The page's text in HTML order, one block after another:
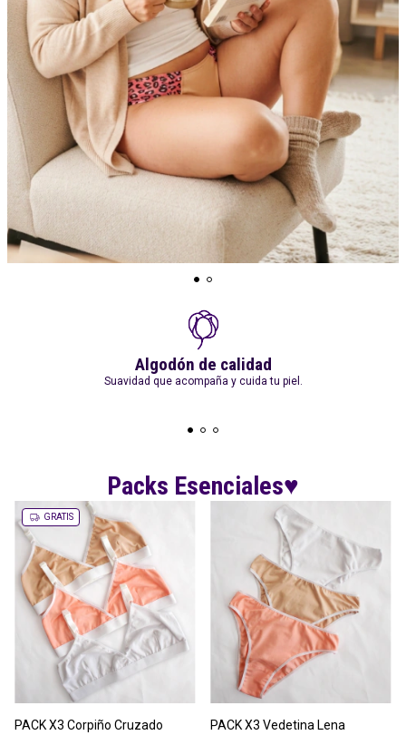
Packs pensados para
Algodón de calidad
Suavidad que acompaña y cuida tu piel.
Packs Esenciales♥
GRATIS
PACK X3 Corpiño Cruzado PACK X3 Vedetina Lena